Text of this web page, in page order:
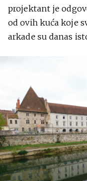
projektant je
od ovih kuća koje
arkade su danas